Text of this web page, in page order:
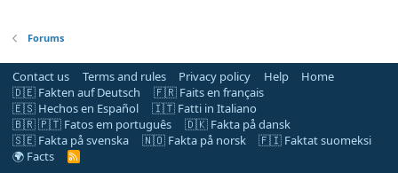
Forums
Contact us Terms and rules Privacy policy Help
Home
🇩🇪 Fakten auf Deutsch
🇫🇷 Faits en français
🇪🇸 Hechos en Español
🇮🇹 Fatti in Italiano
🇧🇷 🇵🇹 Fatos em português
🇩🇰 Fakta på dansk
🇸🇪 Fakta på svenska
🇳🇴 Fakta på norsk
🇫🇮 Faktat suomeksi
🌍 Facts
R